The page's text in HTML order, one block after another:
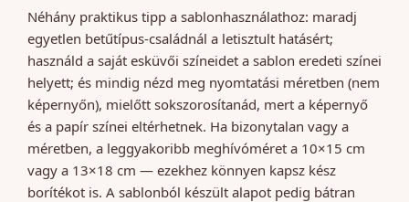
Néhány praktikus tipp a sablonhasználathoz: maradj
egyetlen betűtípus-családnál a letisztult hatásért;
használd a saját esküvői színeidet a sablon eredeti színei
helyett; és mindig nézd meg nyomtatási méretben (nem
képernyőn), mielőtt sokszorosítanád, mert a képernyő
és a papír színei eltérhetnek. Ha bizonytalan vagy a
méretben, a leggyakoribb meghívóméret a 10×15 cm
vagy a 13×18 cm — ezekhez könnyen kapsz kész
borítékot is. A sablonból készült alapot pedig bátran